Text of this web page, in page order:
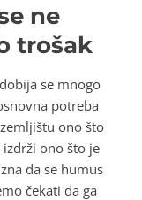
ne
trošak
se mnogo
potreba
ono što
ono što je
da se humus
čekati da ga